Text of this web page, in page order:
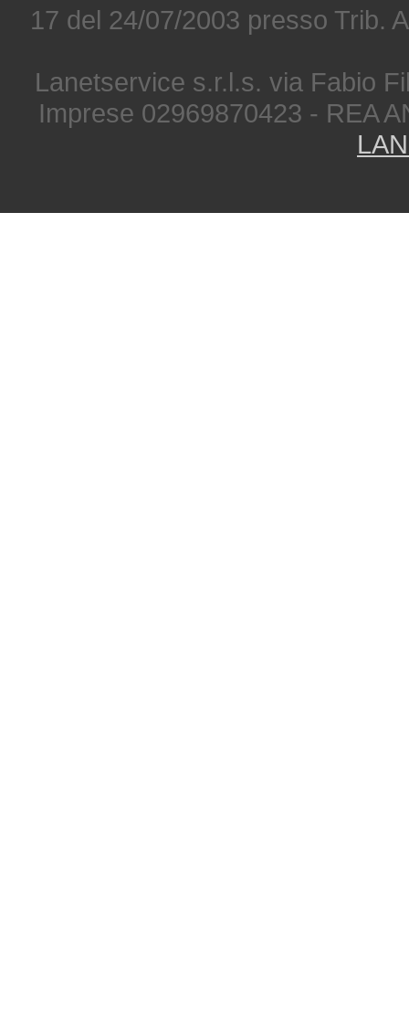
17 del 24/07/2003 presso Trib.
Lanetservice s.r.l.s. via Fabio
Imprese 02969870423 - REA